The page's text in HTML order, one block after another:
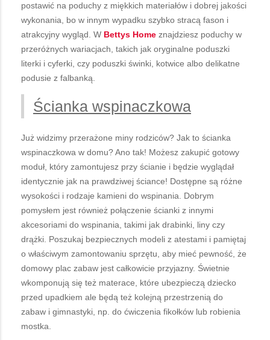
postawić na poduchy z miękkich materiałów i dobrej jakości
wykonania, bo w innym wypadku szybko stracą fason i
atrakcyjny wygląd. W Bettys Home znajdziesz poduchy w
przeróżnych wariacjach, takich jak oryginalne poduszki
literki i cyferki, czy poduszki świnki, kotwice albo delikatne
podusie z falbanką.
Ścianka wspinaczkowa
Już widzimy przerażone miny rodziców? Jak to ścianka
wspinaczkowa w domu? Ano tak! Możesz zakupić gotowy
moduł, który zamontujesz przy ścianie i będzie wyglądał
identycznie jak na prawdziwej ściance! Dostępne są różne
wysokości i rodzaje kamieni do wspinania. Dobrym
pomysłem jest również połączenie ścianki z innymi
akcesoriami do wspinania, takimi jak drabinki, liny czy
drążki. Poszukaj bezpiecznych modeli z atestami i pamiętaj
o właściwym zamontowaniu sprzętu, aby mieć pewność, że
domowy plac zabaw jest całkowicie przyjazny. Świetnie
wkomponują się też materace, które ubezpieczą dziecko
przed upadkiem ale będą też kolejną przestrzenią do
zabaw i gimnastyki, np. do ćwiczenia fikołków lub robienia
mostka.